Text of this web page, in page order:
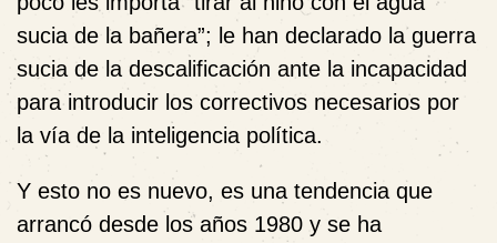
sucia de la bañera”; le han declarado la guerra
sucia de la descalificación ante la incapacidad
para introducir los correctivos necesarios por
la vía de la inteligencia política.
Y esto no es nuevo, es una tendencia que
arrancó desde los años 1980 y se ha